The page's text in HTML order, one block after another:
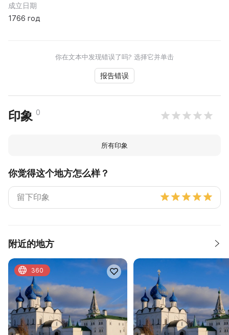
成立日期
1766 год
你在文本中发现错误了吗? 选择它并单击
报告错误
印象 0
所有印象
你觉得这个地方怎么样？
附近的地方
360